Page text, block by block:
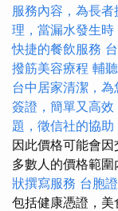
服務內容，為長
理，當漏水發生
快捷的餐飲服務
撥筋美容療程 輔
台中居家清潔，
簽證，簡單又高效
題，徵信社的協助
因此價格可能會
多數人的價格範圍
狀撰寫服務 台胞
包括健康憑證，